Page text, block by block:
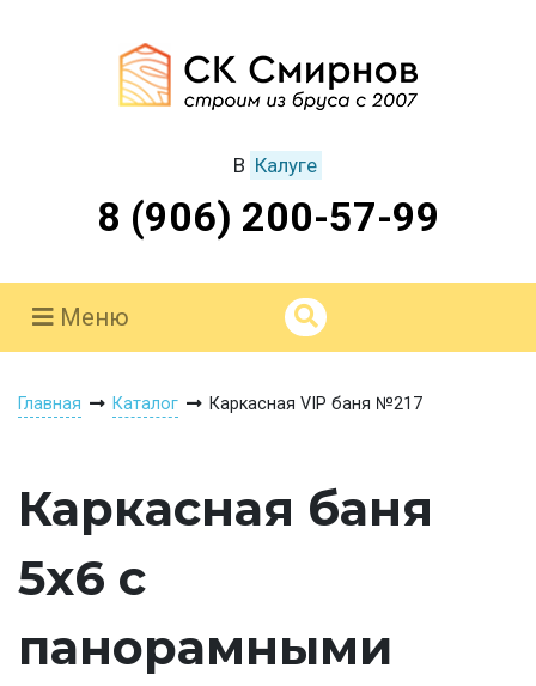
В Калуге
8 (906) 200-57-99
Меню
Главная Каталог Каркасная VIP баня №217
Каркасная баня
5х6 с
панорамными